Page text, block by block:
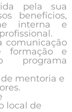
pela sua
benefícios,
interna e
comunicação
formação e
programa
mentoria e
local de